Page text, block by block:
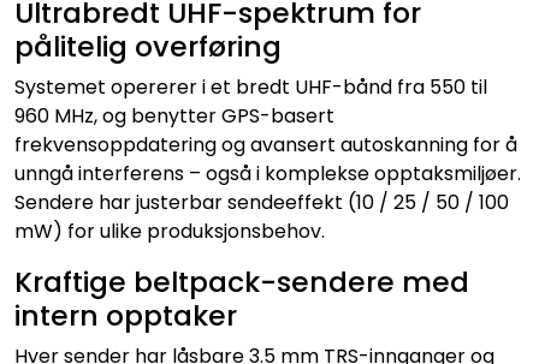
Ultrabredt UHF-spektrum for
pålitelig overføring
Systemet opererer i et bredt UHF-bånd fra 550 til
960 MHz, og benytter GPS-basert
frekvensoppdatering og avansert autoskanning for å
unngå interferens – også i komplekse opptaksmiljøer.
Sendere har justerbar sendeeffekt (10 / 25 / 50 / 100
mW) for ulike produksjonsbehov.
Kraftige beltpack-sendere med
intern opptaker
Hver sender har låsbare 3.5 mm TRS-innganger og